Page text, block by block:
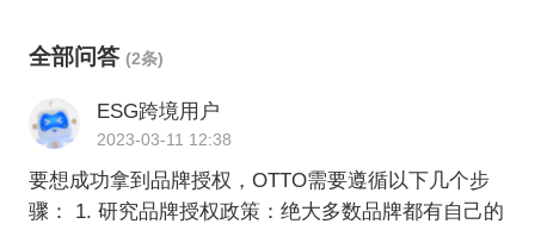
全部问答 (2条)
ESG跨境用户
2023-03-11 12:38
要想成功拿到品牌授权，OTTO需要遵循以下几个步
骤： 1. 研究品牌授权政策：绝大多数品牌都有自己的